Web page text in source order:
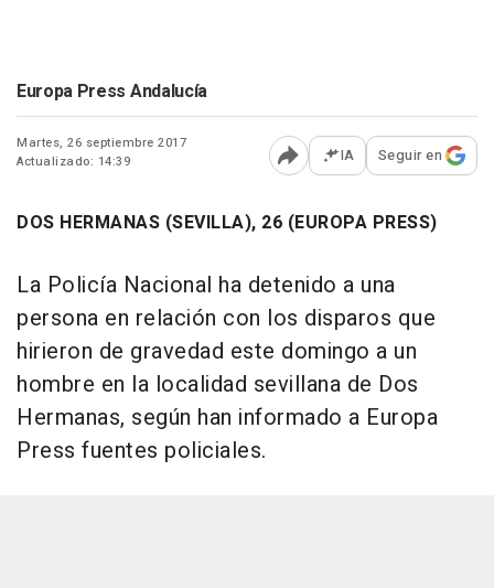
Europa Press Andalucía
Martes, 26 septiembre 2017
Actualizado: 14:39
Abrir opciones para
IA Seguir en
DOS HERMANAS (SEVILLA), 26 (EUROPA PRESS)
La Policía Nacional ha detenido a una
persona en relación con los disparos que
hirieron de gravedad este domingo a un
hombre en la localidad sevillana de Dos
Hermanas, según han informado a Europa
Press fuentes policiales.